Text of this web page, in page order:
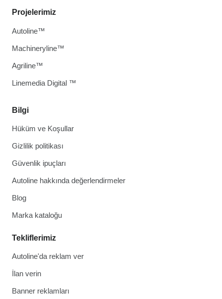
Bilgi
Hüküm ve Koşullar
Gizlilik politikası
Güvenlik ipuçları
Autoline hakkında değerlendirmeler
Blog
Marka kataloğu
Tekliflerimiz
Autoline'da reklam ver
İlan verin
Banner reklamları
Projelerimiz
Autoline™
Machineryline™
Agriline™
Linemedia Digital ™